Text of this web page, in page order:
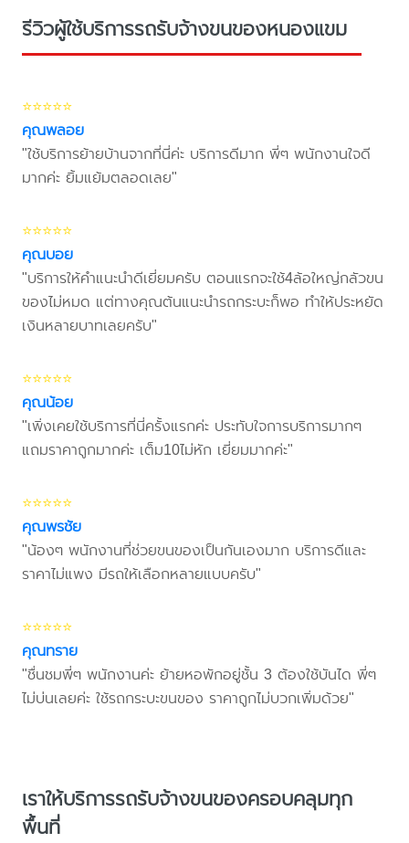
รีวิวผู้ใช้บริการรถรับจ้างขนของหนองแขม
⭐⭐⭐⭐⭐
คุณพลอย
"ใช้บริการย้ายบ้านจากที่นี่ค่ะ บริการดีมาก พี่ๆ พนักงานใจดี
มากค่ะ ยิ้มแย้มตลอดเลย"
⭐⭐⭐⭐⭐
คุณบอย
"บริการให้คำแนะนำดีเยี่ยมครับ ตอนแรกจะใช้4ล้อใหญ่กลัวขน
ของไม่หมด แต่ทางคุณต้นแนะนำรถกระบะก็พอ ทำให้ประหยัด
เงินหลายบาทเลยครับ"
⭐⭐⭐⭐⭐
คุณน้อย
"เพิ่งเคยใช้บริการที่นี่ครั้งแรกค่ะ ประทับใจการบริการมากๆ
แถมราคาถูกมากค่ะ เต็ม10ไม่หัก เยี่ยมมากค่ะ"
⭐⭐⭐⭐⭐
คุณพรชัย
"น้องๆ พนักงานที่ช่วยขนของเป็นกันเองมาก บริการดีและ
ราคาไม่แพง มีรถให้เลือกหลายแบบครับ"
⭐⭐⭐⭐⭐
คุณทราย
"ชื่นชมพี่ๆ พนักงานค่ะ ย้ายหอพักอยู่ชั้น 3 ต้องใช้บันได พี่ๆ
ไม่บ่นเลยค่ะ ใช้รถกระบะขนของ ราคาถูกไม่บวกเพิ่มด้วย"
เราให้บริการรถรับจ้างขนของครอบคลุมทุก
พื้นที่